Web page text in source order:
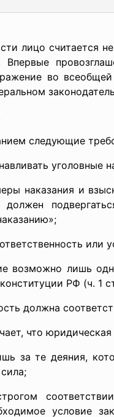
лицо считается
Впервые
во всеобщей
следующие
уголовные
и
или
лишь одно
РФ (ч. 1
должна
что юридическая
те деяния,
с
условие